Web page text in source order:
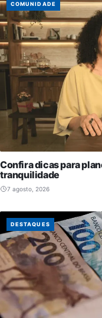
COMUNIDADE
Confira dicas para
tranquilidade
7 agosto, 2026
DESTAQUES